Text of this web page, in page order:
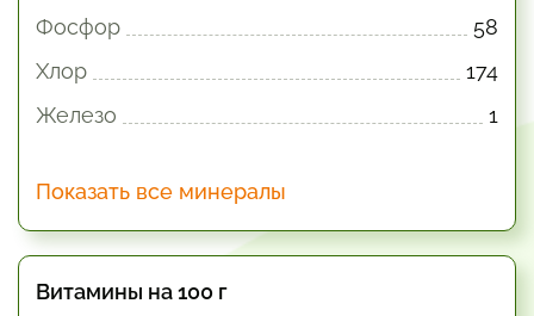
Фосфор
58
Хлор
174
Железо
1
Показать все минералы
Витамины на 100 г